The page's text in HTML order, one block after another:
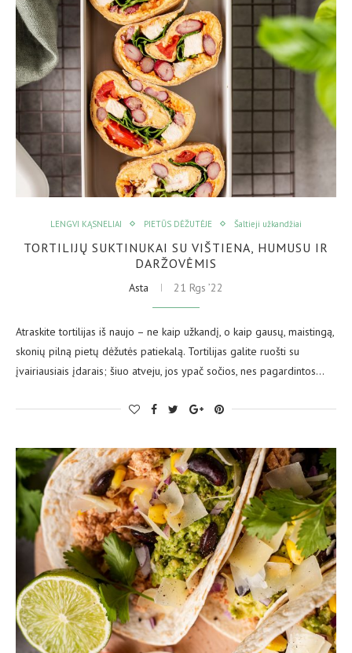
LENGVI KĄSNELIAI PIETŪS DĖŽUTĖJE Šaltieji užkandžiai
TORTILIJŲ SUKTINUKAI SU VIŠTIENA, HUMUSU IR
DARŽOVĖMIS
Asta 21 Rgs ’22
Atraskite tortilijas iš naujo – ne kaip užkandį, o kaip gausų, maistingą,
skonių pilną pietų dėžutės patiekalą. Tortilijas galite ruošti su
įvairiausiais įdarais; šiuo atveju, jos ypač sočios, nes pagardintos…